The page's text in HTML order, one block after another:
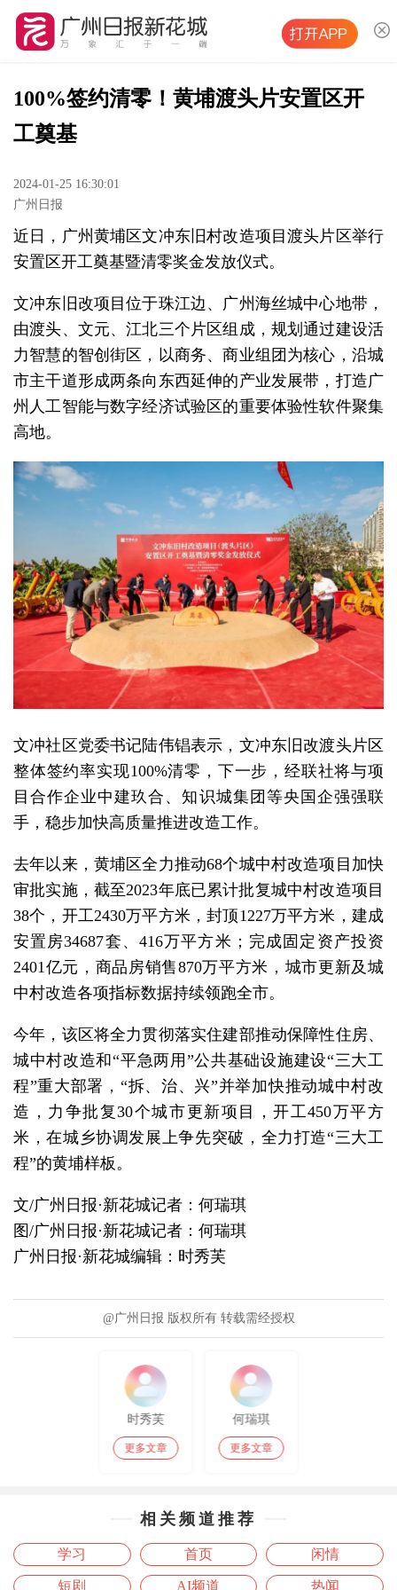
100%签约清零！黄埔渡头片安置区开
工奠基
2024-01-25 16:30:01
广州日报
近日，广州黄埔区文冲东旧村改造项目渡头片区举行
安置区开工奠基暨清零奖金发放仪式。
文冲东旧改项目位于珠江边、广州海丝城中心地带，
由渡头、文元、江北三个片区组成，规划通过建设活
力智慧的智创街区，以商务、商业组团为核心，沿城
市主干道形成两条向东西延伸的产业发展带，打造广
州人工智能与数字经济试验区的重要体验性软件聚集
高地。
文冲社区党委书记陆伟锠表示，文冲东旧改渡头片区
整体签约率实现100%清零，下一步，经联社将与项
目合作企业中建玖合、知识城集团等央国企强强联
手，稳步加快高质量推进改造工作。
去年以来，黄埔区全力推动68个城中村改造项目加快
审批实施，截至2023年底已累计批复城中村改造项目
38个，开工2430万平方米，封顶1227万平方米，建成
安置房34687套、416万平方米；完成固定资产投资
2401亿元，商品房销售870万平方米，城市更新及城
中村改造各项指标数据持续领跑全市。
今年，该区将全力贯彻落实住建部推动保障性住房、
城中村改造和“平急两用”公共基础设施建设“三大工
程”重大部署，“拆、治、兴”并举加快推动城中村改
造，力争批复30个城市更新项目，开工450万平方
米，在城乡协调发展上争先突破，全力打造“三大工
程”的黄埔样板。
文/广州日报·新花城记者：何瑞琪
图/广州日报·新花城记者：何瑞琪
广州日报·新花城编辑：时秀芙
@广州日报 版权所有 转载需经授权
时秀芙
更多文章
何瑞琪
更多文章
相关频道推荐
学习 首页 闲情
短剧 AI频道 热闻